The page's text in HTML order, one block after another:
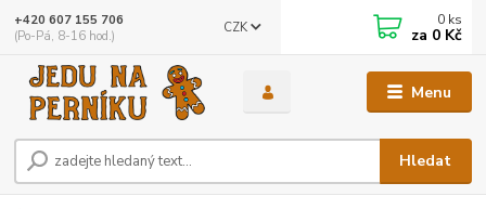
Menu
CZK
Hledat
+420 607 155 706
(Po-Pá, 8-16 hod.)
0 ks
za 0 Kč